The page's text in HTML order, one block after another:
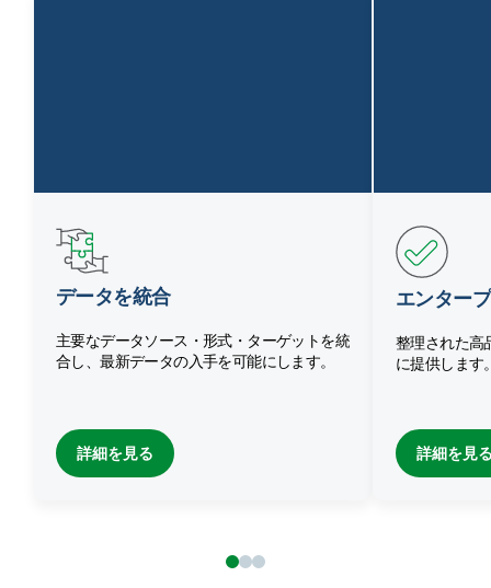
データを統合
主要なデータソース・形式・ターゲットを統
合し、最新データの入手を可能にします。
詳細を見る
エンター
整理された高
に提供します
詳細を見